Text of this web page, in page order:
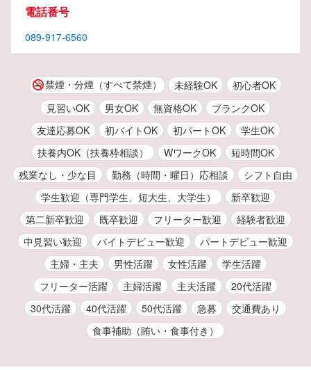
電話番号
089-917-6560
禁煙・分煙（すべて禁煙） 未経験OK
初心者OK
見習いOK
男女OK 無資格OK
ブランクOK
友達応募OK
初バイトOK 初パートOK
学生OK
扶養内OK（扶養枠相談）
WワークOK
短時間OK
残業なし・少な目
勤務（時間・曜日）応相談
シフト自由
学生歓迎（専門学生、短大生、大学生）
新卒歓迎
第二新卒歓迎
既卒歓迎 フリーター歓迎
経験者歓迎
中見習い歓迎
バイトデビュー歓迎
パートデビュー歓迎
主婦・主夫
男性活躍 女性活躍
学生活躍
フリーター活躍
主婦活躍 主夫活躍
20代活躍
30代活躍
40代活躍 50代活躍 急募
交通費あり
食事補助（賄い・食事付き）